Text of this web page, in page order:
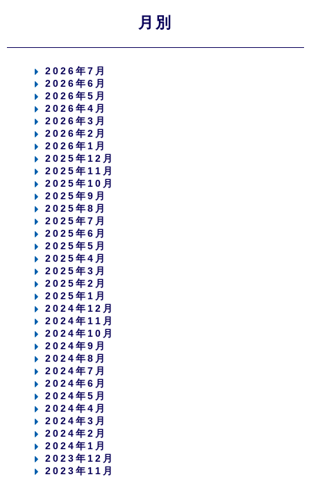
月別
2026年7月
2026年6月
2026年5月
2026年4月
2026年3月
2026年2月
2026年1月
2025年12月
2025年11月
2025年10月
2025年9月
2025年8月
2025年7月
2025年6月
2025年5月
2025年4月
2025年3月
2025年2月
2025年1月
2024年12月
2024年11月
2024年10月
2024年9月
2024年8月
2024年7月
2024年6月
2024年5月
2024年4月
2024年3月
2024年2月
2024年1月
2023年12月
2023年11月